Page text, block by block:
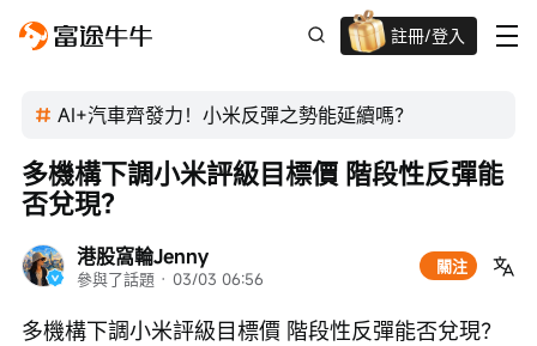
註冊/登入
高達過千蚊獎賞
AI+汽車齊發力！小米反彈之勢能延續嗎？
港股窩輪Jenny
參與了話題 · 03/03 06:56
關注
多機構下調小米評級目標價 階段性反彈能
否兌現？
多機構下調小米評級目標價 階段性反彈能否兌現？